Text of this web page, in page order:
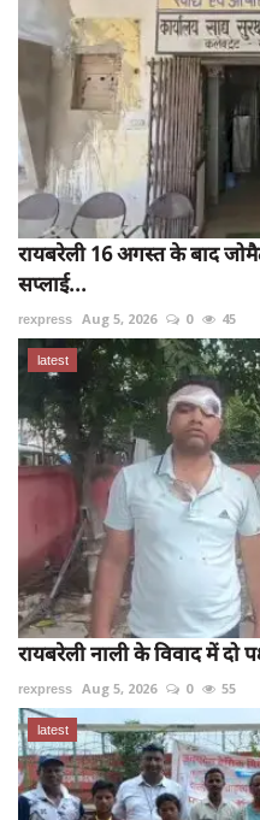
रायबरेली 16 अगस्त के बाद
सप्लाई...
rexpress Aug 5, 2026 0 45
latest
रायबरेली नाली के विवाद में दो
rexpress Aug 5, 2026 0 55
latest